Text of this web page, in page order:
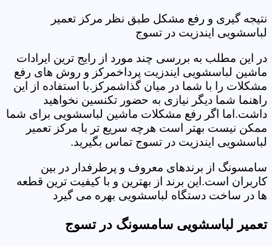
نتیجه گیری و رفع مشکل طبق نظر مرکز تعمیر
لباسشویی ایندزیت در تسوج
در این مطلب به بررسی چند مورد از رایج ترین ایرادات
ماشین لباسشویی ایندزیت پرداخمرکز و روش های رفع
مشکلات را با شما در میان گذاشمرکز.با استفاده از این
راهنما شما دیگر نیازی به حضور تکنسین نخواهید
داشت.اما اگر رفع مشکلات ماشین لباسشویی برای شما
ممکن نیست بهتر است هرچه سریع تر با مرکز تعمیر
لباسشویی ایندزیت در تسوج تماس بگیرید.
سامسونگ از برندهای معروف و پرطرفدار در بین
کاربران است.این برند از بهترین و با کیفیت ترین قطعه
ها در ساخت دستگاه لباسشویی بهره می گیرد
تعمیر لباسشویی سامسونگ در تسوج